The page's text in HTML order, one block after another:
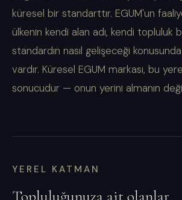
küresel bir standarttır. EGUM'un
ülkenin kendi alan adı, kendi topluluk
standardın nasıl gelişeceği
vardır. Küresel EGUM markası, bu
sonucudur — onun yerini almanın
YEREL KATMAN
Topluluğunuza ait olanlar